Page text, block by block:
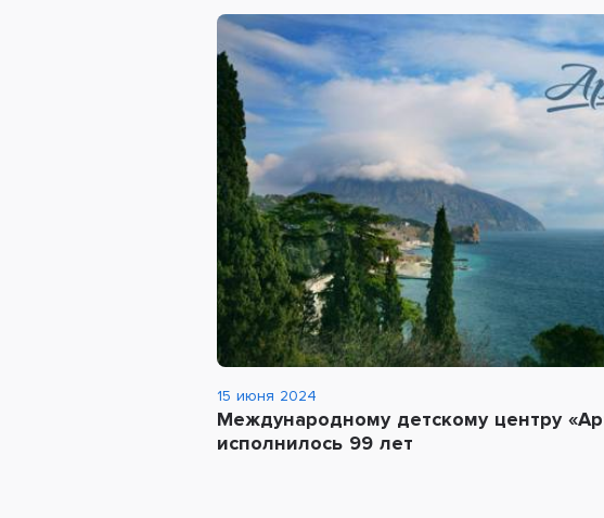
15 июня 2024
Международному детскому центру
исполнилось 99 лет